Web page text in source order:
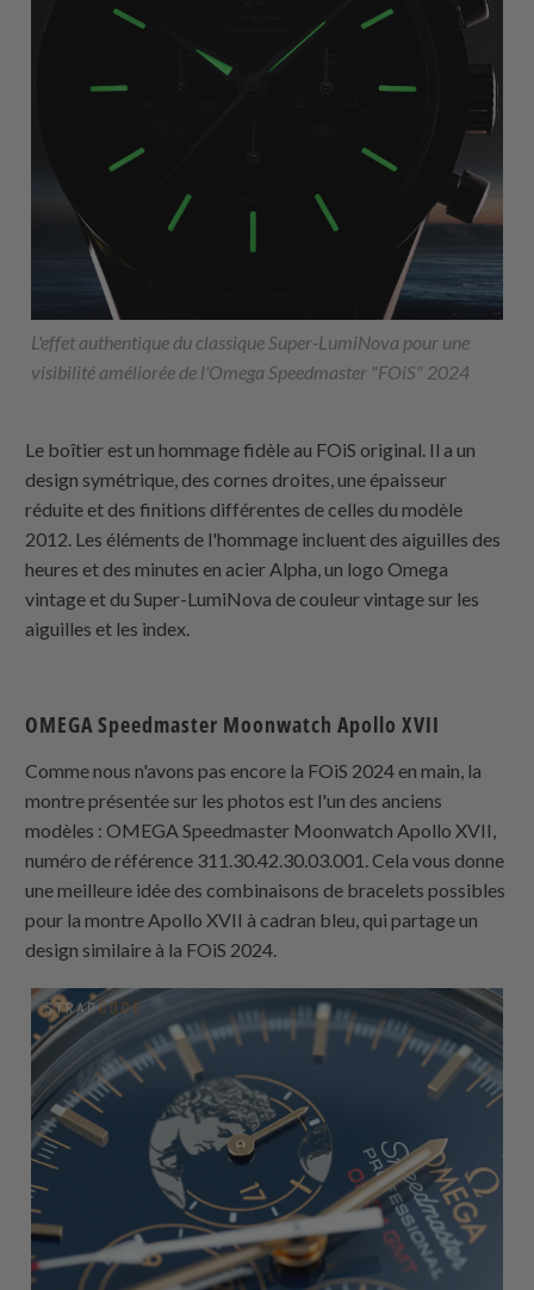
L'effet authentique du classique Super-LumiNova pour une
visibilité améliorée de l'Omega Speedmaster "FOiS" 2024
Le boîtier est un hommage fidèle au FOiS original. Il a un
design symétrique, des cornes droites, une épaisseur
réduite et des finitions différentes de celles du modèle
2012. Les éléments de l'hommage incluent des aiguilles des
heures et des minutes en acier Alpha, un logo Omega
vintage et du Super-LumiNova de couleur vintage sur les
aiguilles et les index.
OMEGA Speedmaster Moonwatch Apollo XVII
Comme nous n'avons pas encore la FOiS 2024 en main, la
montre présentée sur les photos est l'un des anciens
modèles : OMEGA Speedmaster Moonwatch Apollo XVII,
numéro de référence 311.30.42.30.03.001. Cela vous donne
une meilleure idée des combinaisons de bracelets possibles
pour la montre Apollo XVII à cadran bleu, qui partage un
design similaire à la FOiS 2024.